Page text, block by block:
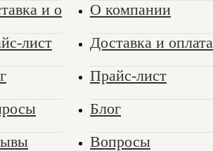
и оплата
лист
О компании
Доставка и оплата
Прайс-лист
Блог
Вопросы